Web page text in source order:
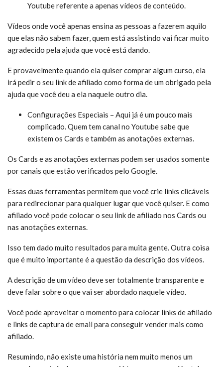
Youtube referente a apenas vídeos de conteúdo.
Vídeos onde você apenas ensina as pessoas a fazerem aquilo
que elas não sabem fazer, quem está assistindo vai ficar muito
agradecido pela ajuda que você está dando.
E provavelmente quando ela quiser comprar algum curso, ela
irá pedir o seu link de afiliado como forma de um obrigado pela
ajuda que você deu a ela naquele outro dia.
Configurações Especiais – Aqui já é um pouco mais
complicado. Quem tem canal no Youtube sabe que
existem os Cards e também as anotações externas.
Os Cards e as anotações externas podem ser usados somente
por canais que estão verificados pelo Google.
Essas duas ferramentas permitem que você crie links clicáveis
para redirecionar para qualquer lugar que você quiser. E como
afiliado você pode colocar o seu link de afiliado nos Cards ou
nas anotações externas.
Isso tem dado muito resultados para muita gente. Outra coisa
que é muito importante é a questão da descrição dos vídeos.
A descrição de um vídeo deve ser totalmente transparente e
deve falar sobre o que vai ser abordado naquele vídeo.
Você pode aproveitar o momento para colocar links de afiliado
e links de captura de email para conseguir vender mais como
afiliado.
Resumindo, não existe uma história nem muito menos um